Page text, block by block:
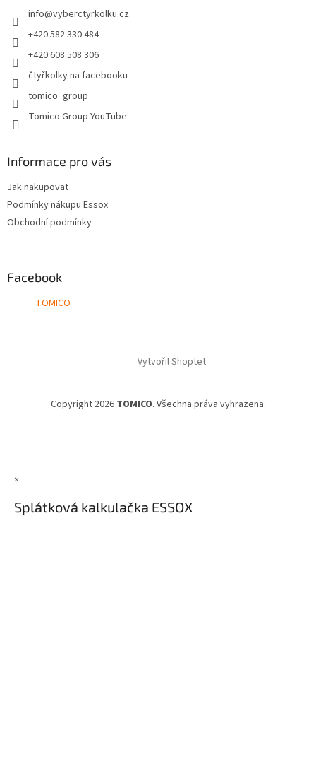
info@vyberctyrkolku.cz
+420 582 330 484
+420 608 508 306
čtyřkolky na facebooku
tomico_group
Tomico Group YouTube
Informace pro vás
Jak nakupovat
Podmínky nákupu Essox
Obchodní podmínky
Facebook
TOMICO
Vytvořil Shoptet
Copyright 2026 TOMICO. Všechna práva vyhrazena.
×
Splátková kalkulačka ESSOX